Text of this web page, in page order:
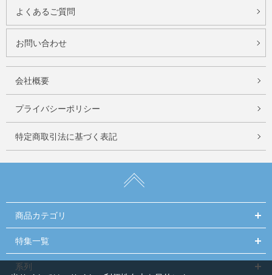
よくあるご質問
お問い合わせ
会社概要
プライバシーポリシー
特定商取引法に基づく表記
商品カテゴリ
特集一覧
系列